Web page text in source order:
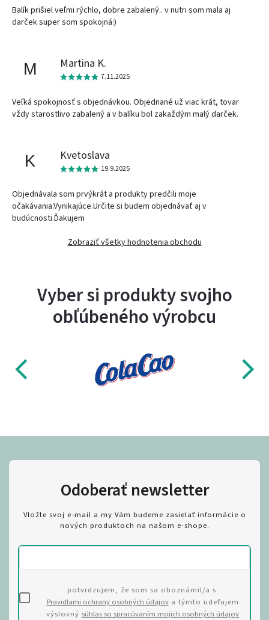
Balík prišiel veľmi rýchlo, dobre zabalený.. v nutri som mala aj
darček super som spokojná:)
M Martina K.
7.11.2025
Veľká spokojnosť s objednávkou. Objednané už viac krát, tovar
vždy starostlivo zabalený a v balíku bol zakaždým malý darček.
K Kvetoslava
19.9.2025
Objednávala som prvýkrát a produkty predčili moje
očakávania.Vynikajúce.Určite si budem objednávať aj v
budúcnosti.Ďakujem
Zobraziť všetky hodnotenia obchodu
Vyber si produkty svojho
obľúbeného výrobcu
Odoberať newsletter
Vložte svoj e-mail a my Vám budeme zasielať informácie o
nových produktoch na našom e-shope.
potvrdzujem, že som sa oboznámil/a s
Pravidlami ochrany osobných údajova týmto udeľujem
výslovný súhlas so spracúvaním mojich osobných údajov